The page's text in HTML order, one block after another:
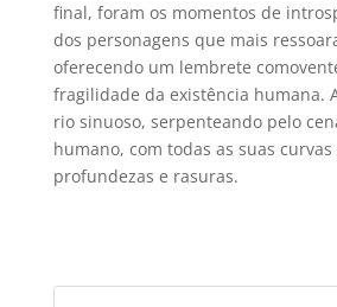
final, foram os momentos de
dos personagens que mais
oferecendo um lembrete
fragilidade da existência humana.
rio sinuoso, serpenteando pelo
humano, com todas as suas curvas
profundezas e rasuras.